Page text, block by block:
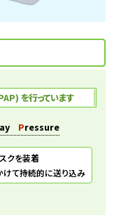
を行っています
Pressure
クを装着
けて持続的に送り込み